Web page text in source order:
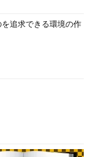
を追求できる環境の作